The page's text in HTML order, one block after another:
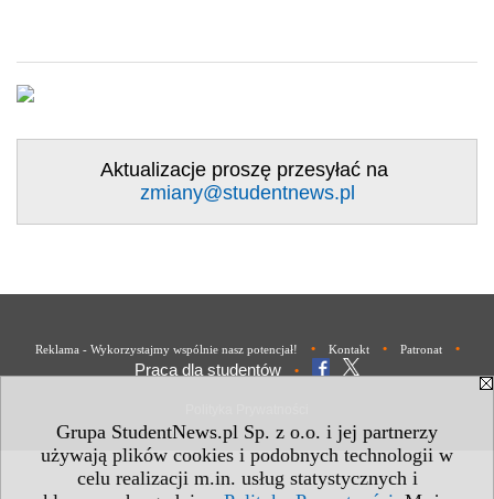
Grupa StudentNews.pl Sp. z o.o. i jej partnerzy
używają plików cookies i podobnych technologii w
celu realizacji m.in. usług statystycznych i
Aktualizacje proszę przesyłać na
zmiany@studentnews.pl
Reklama - Wykorzystajmy wspólnie nasz potencjał! • Kontakt • Patronat •
Praca dla studentów •